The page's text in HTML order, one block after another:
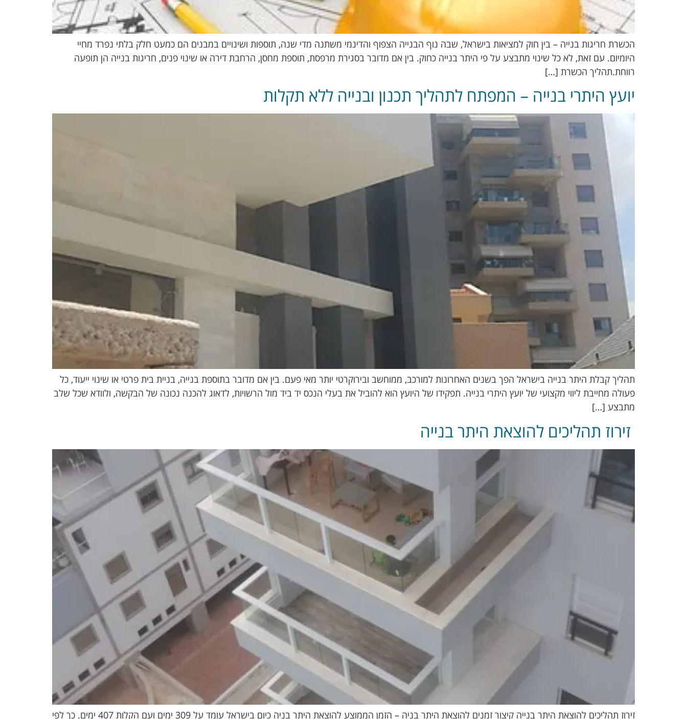
הכשרת חריגות בנייה – בין חוק למציאות בישראל, שבה נוף הבנייה הצפוף והדינמי משתנה מדי שנה, תוספות ושינויים במבנים הם כמעט חלק בלתי נפרד מחיי
היומיום. עם זאת, לא כל שינוי מתבצע על פי היתר בנייה כחוק. בין אם מדובר בסגירת מרפסת, תוספת מחסן, הרחבת דירה או שינוי פנים, חריגות בנייה הן תופעה
רווחת.תהליך הכשרת […]
יועץ היתרי בנייה – המפתח לתהליך תכנון ובנייה ללא תקלות
תהליך קבלת היתר בנייה בישראל הפך בשנים האחרונות למורכב, ממוחשב ובירוקרטי יותר מאי פעם. בין אם מדובר בתוספת בנייה, בניית בית פרטי או שינוי ייעוד, כל
פעולה מחייבת ליווי מקצועי של יועץ היתרי בנייה. תפקידו של היועץ הוא להוביל את בעלי הנכס יד ביד מול הרשויות, לדאוג להכנה נכונה של הבקשה, ולוודא שכל שלב
מתבצע […]
זירוז תהליכים להוצאת היתר בנייה
זירוז תהליכים להוצאת היתר בנייה קיצור זמנים להוצאת היתר בניה – הזמן הממוצע להוצאת היתר בניה כיום בישראל עומד על 309 ימים ועם הקלות 407 ימים. כך לפי